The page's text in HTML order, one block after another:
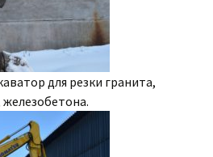
для резки гранита,